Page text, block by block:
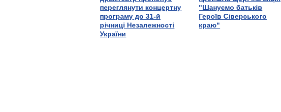
переглянути концертну
програму до 31-й
річниці Незалежності
України
"Шануємо батьків
Героїв Сіверського
краю"